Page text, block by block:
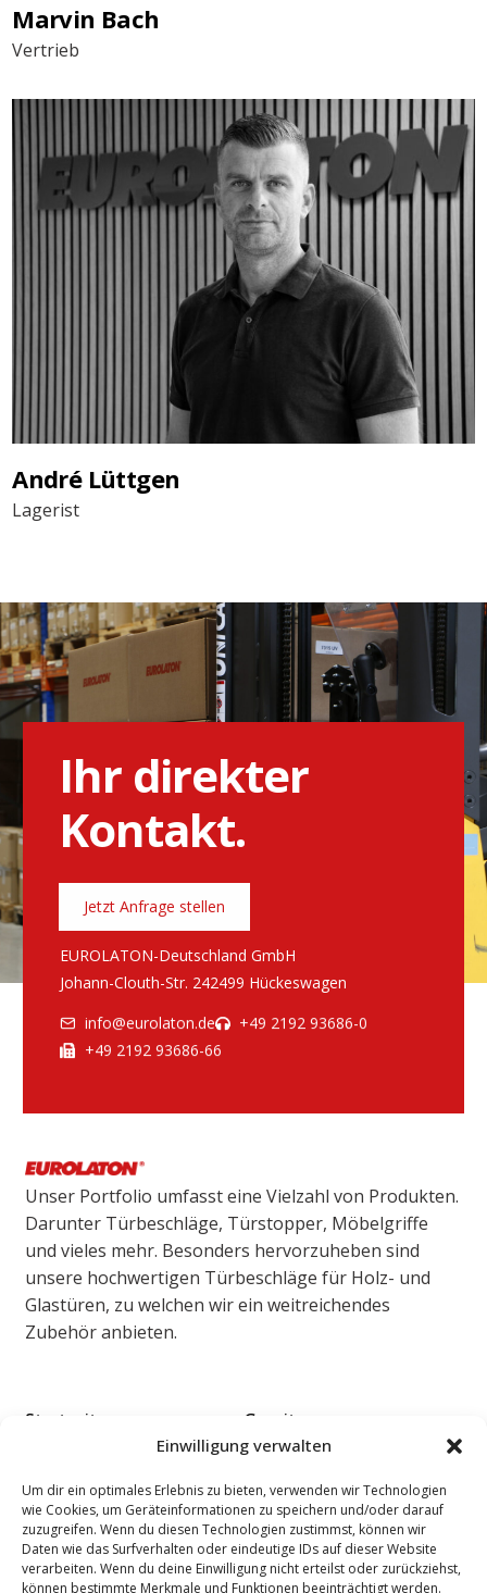
Einwilligung verwalten
Um dir ein optimales Erlebnis zu bieten, verwenden wir Technologien
wie Cookies, um Geräteinformationen zu speichern und/oder darauf
zuzugreifen. Wenn du diesen Technologien zustimmst, können wir
Daten wie das Surfverhalten oder eindeutige IDs auf dieser Website
verarbeiten. Wenn du deine Einwilligung nicht erteilst oder zurückziehst,
können bestimmte Merkmale und Funktionen beeinträchtigt werden.
Marvin Bach
Vertrieb
André Lüttgen
Lagerist
Ihr direkter
Kontakt.
Jetzt Anfrage stellen
EUROLATON-Deutschland GmbH
Johann-Clouth-Str. 242499 Hückeswagen
info@eurolaton.de
+49 2192 93686-0
+49 2192 93686-66
Unser Portfolio umfasst eine Vielzahl von Produkten.
Darunter Türbeschläge, Türstopper, Möbelgriffe
und vieles mehr. Besonders hervorzuheben sind
unsere hochwertigen Türbeschläge für Holz- und
Glastüren, zu welchen wir ein weitreichendes
Zubehör anbieten.
Startseite
Kundenbereich
Kontakt
Garnituren
Design Griffe
Black Frosted
Glastürbeschläge
Sicherheit & Objektbau